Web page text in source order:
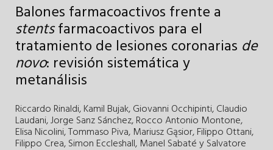
Balones farmacoactivos frente a
stentsfarmacoactivos para el
tratamiento de lesiones coronarias de
novo: revisión sistemática y
metanálisis
Riccardo Rinaldi,Kamil Bujak,Giovanni Occhipinti,Claudio
Laudani,Jorge Sanz Sánchez,Rocco Antonio Montone,
Elisa Nicolini,Tommaso Piva, Mariusz Gąsior,Filippo Ottani,
Filippo Crea,Simon Eccleshall, Manel SabatéySalvatore